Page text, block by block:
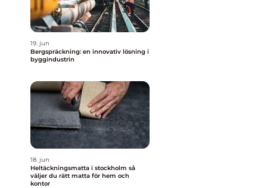
19. jun
Bergspräckning: en innovativ lösning i
byggindustrin
18. jun
Heltäckningsmatta i stockholm så
väljer du rätt matta för hem och
kontor